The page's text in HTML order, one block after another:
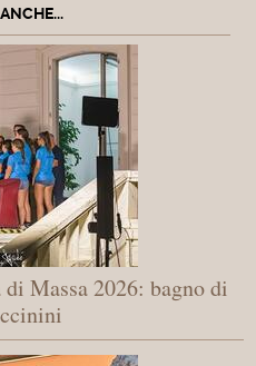
Massa 2026: bagno di